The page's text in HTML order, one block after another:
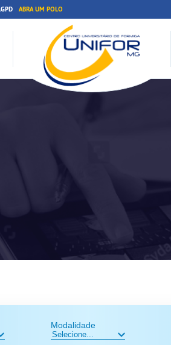
ABRA UM POLO
Modalidade